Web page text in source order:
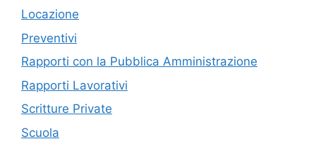
Locazione
Preventivi
Rapporti con la Pubblica Amministrazione
Rapporti Lavorativi
Scritture Private
Scuola